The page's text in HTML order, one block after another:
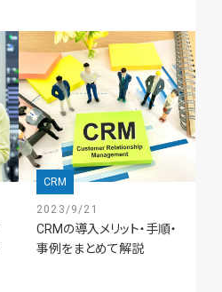
CRM
2023/9/21
CRMの導入メリット・手順・
事例をまとめて解説